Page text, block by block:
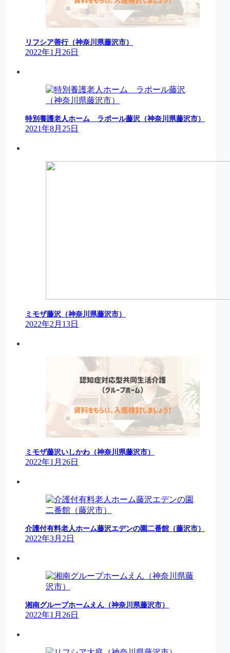
リフシア善行（神奈川県藤沢市）
2022年1月26日
特別養護老人ホーム ラポール藤沢（神奈川県藤沢市）
2021年8月25日
ミモザ藤沢（神奈川県藤沢市）
2022年2月13日
ミモザ藤沢いしかわ（神奈川県藤沢市）
2022年1月26日
介護付有料老人ホーム藤沢エデンの園二番館（藤沢市）
2022年3月2日
湘南グループホームえん（神奈川県藤沢市）
2022年1月26日